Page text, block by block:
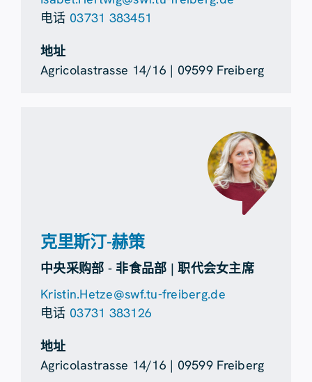
电话 03731 383451
地址
Agricolastrasse 14/16 | 09599 Freiberg
克里斯汀-赫策
中央采购部 - 非食品部 | 职代会女主席
Kristin.Hetze@swf.tu-freiberg.de
电话 03731 383126
地址
Agricolastrasse 14/16 | 09599 Freiberg